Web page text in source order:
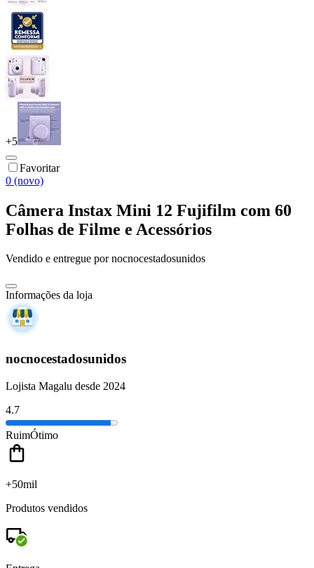
+5
Favoritar
0 (novo)
Câmera Instax Mini 12 Fujifilm com 60
Folhas de Filme e Acessórios
Vendido e entregue por nocnocestadosunidos
Informações da loja
nocnocestadosunidos
Lojista Magalu desde 2024
4.7
RuimÓtimo
+50mil
Produtos vendidos